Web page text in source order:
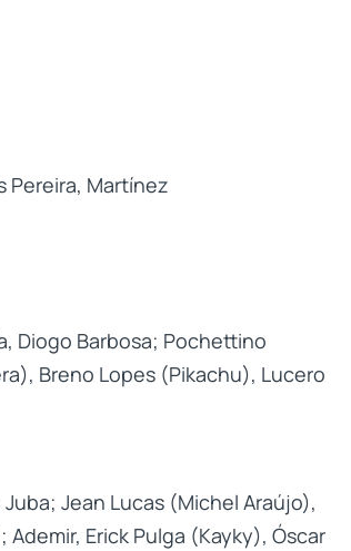
Pereira, Martínez
Diogo Barbosa; Pochettino
Breno Lopes (Pikachu), Lucero
Jean Lucas (Michel Araújo),
Erick Pulga (Kayky), Óscar